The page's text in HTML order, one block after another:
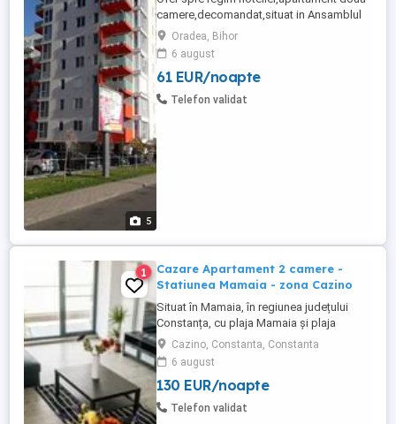
5
camere,decomandat,situat in Ansamblul
Rezidential Ared. Apartamentul are living
dotat cu canapea
extensibila,televizor,interfon,alarma,aer
conditionat,wi-fi,cablu tv.,aspirator,fier de
călcat,centrala proprie. Dormitorul dotat
Oradea, Bihor
6 august
61 EUR/noapte
Telefon validat
1
Cazare Apartament 2 camere -
Statiunea Mamaia - zona Cazino
Situat în Mamaia, în regiunea județului
Constanța, cu plaja Mamaia și plaja
Myrtos în apropiere, Diamond View
Apartments oferă cazare cu parcare
privată gratuită garantată pentru fiecare
apartament. Apartamente cu doua camera
de inchiriat in regim hotelier, Statiunea
Cazino, Constanta, Constanta
6 august
130 EUR/noapte
Telefon validat